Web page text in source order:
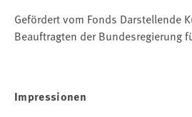
Gefördert vom Fonds Darstellende
Beauftragten der Bundesregierung
Impressionen